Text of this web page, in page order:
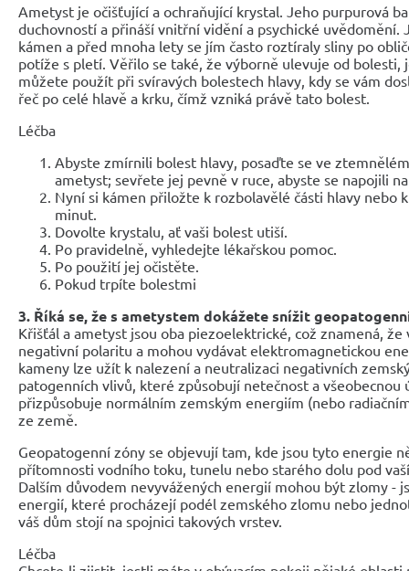
Ametyst je očišťující a ochraňující krystal. Jeho purpurová
duchovností a přináší vnitřní vidění a psychické uvědomění.
kámen a před mnoha lety se jím často roztíraly sliny po
potíže s pletí. Věřilo se také, že výborně ulevuje od bolesti,
můžete použít při svíravých bolestech hlavy, kdy se vám
řeč po celé hlavě a krku, čímž vzniká právě tato bolest.
Léčba
Abyste zmírnili bolest hlavy, posaďte se ve
ametyst; sevřete jej pevně v ruce, abyste se napojili
Nyní si kámen přiložte k rozbolavělé části hlavy nebo
minut.
Dovolte krystalu, ať vaši bolest utiší.
Po pravidelně, vyhledejte lékařskou pomoc.
Po použití jej očistěte.
Pokud trpíte bolestmi
3. Říká se, že s ametystem dokážete snížit
Křišťál a ametyst jsou oba piezoelektrické, což znamená,
negativní polaritu a mohou vydávat elektromagnetickou
kameny lze užít k nalezení a neutralizaci negativních
patogenních vlivů, které způsobují netečnost a všeobecnou
přizpůsobuje normálním zemským energiím (nebo
ze země.
Geopatogenní zóny se objevují tam, kde jsou tyto energie
přítomnosti vodního toku, tunelu nebo starého dolu pod
Dalším důvodem nevyvážených energií mohou být zlomy -
energií, které procházejí podél zemského zlomu nebo
váš dům stojí na spojnici takových vrstev.
Léčba